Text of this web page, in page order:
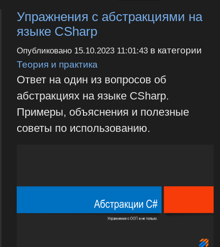
Упражнения с абстракциями на
языке CSharp
Опубликовано 15.10.2023 11:01:43в категории
Теория и практика
Ответ на один из вопросов об
абстракциях на языке CSharp.
Примеры, объяснения и полезные
советы по использованию.